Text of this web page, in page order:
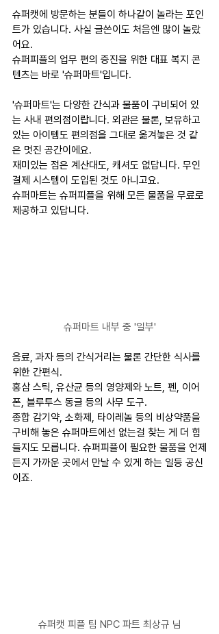
슈퍼캣에 방문하는 분들이 하나같이 놀라는 포인
트가 있습니다. 사실 글쓴이도 처음엔 많이 놀랐
어요.
슈퍼피플의 업무 편의 증진을 위한 대표 복지 콘
텐츠는 바로 '슈퍼마트'입니다.
'슈퍼마트'는 다양한 간식과 물품이 구비되어 있
는 사내 편의점이랍니다. 외관은 물론, 보유하고
있는 아이템도 편의점을 그대로 옮겨놓은 것 같
은 멋진 공간이에요.
재미있는 점은 계산대도, 캐셔도 없답니다. 무인
결제 시스템이 도입된 것도 아니고요.
슈퍼마트는 슈퍼피플을 위해 모든 물품을 무료로
제공하고 있답니다.
슈퍼마트 내부 중 '일부'
음료, 과자 등의 간식거리는 물론 간단한 식사를
위한 간편식.
홍삼 스틱, 유산균 등의 영양제와 노트, 펜, 이어
폰, 블루투스 동글 등의 사무 도구.
종합 감기약, 소화제, 타이레놀 등의 비상약품을
구비해 놓은 슈퍼마트에선 없는걸 찾는 게 더 힘
들지도 모릅니다. 슈퍼피플이 필요한 물품을 언제
든지 가까운 곳에서 만날 수 있게 하는 일등 공신
이죠.
슈퍼캣 피플 팀 NPC 파트 최상규 님